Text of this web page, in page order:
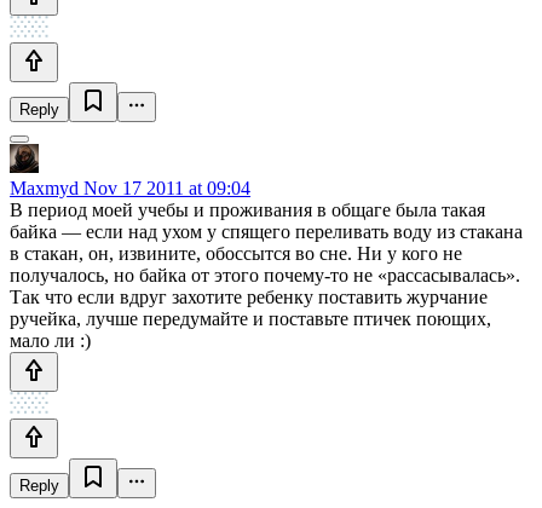
Reply
Maxmyd Nov 17 2011 at 09:04
В период моей учебы и проживания в общаге была такая
байка — если над ухом у спящего переливать воду из стакана
в стакан, он, извините, обоссытся во сне. Ни у кого не
получалось, но байка от этого почему-то не «рассасывалась».
Так что если вдруг захотите ребенку поставить журчание
ручейка, лучше передумайте и поставьте птичек поющих,
мало ли :)
Reply